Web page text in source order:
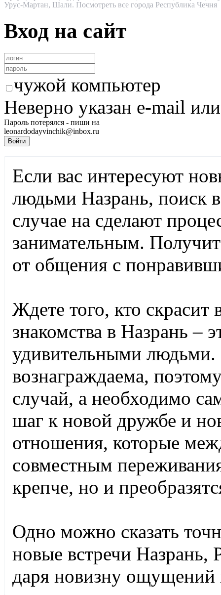
Урус-Мартан, Шали. Посмотреть все города Республика Чечня
Вход на сайт
чужой компьютер
Неверно указан e-mail
Пароль потерялся - пиши на
leonardodayvinchik@inbox.ru
Если вас интересуют
людьми Назрань, поиск
случае на сделают
занимательным.
от общения с
Ждете того, кто скрасит
знакомства в Назрань –
удивительными людьми.
вознаграждаема,
случай, а необходимо
шаг к новой дружбе и
отношения, которые
совместным
крепче, но и
Одно можно сказать
новые встречи Назрань,
даря новизну